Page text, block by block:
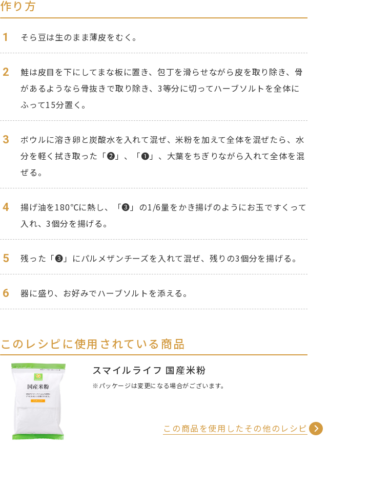
作り方
1 そら豆は生のまま薄皮をむく。
2
鮭は皮目を下にしてまな板に置き、包丁を滑らせながら皮を取り除き、骨
があるようなら骨抜きで取り除き、3等分に切ってハーブソルトを全体に
ふって15分置く。
3
ボウルに溶き卵と炭酸水を入れて混ぜ、米粉を加えて全体を混ぜたら、水
分を軽く拭き取った「❷」、「❶」、大葉をちぎりながら入れて全体を混
ぜる。
4
揚げ油を180℃に熱し、「❸」の1/6量をかき揚げのようにお玉ですくって
入れ、3個分を揚げる。
5 残った「❸」にパルメザンチーズを入れて混ぜ、残りの3個分を揚げる。
6 器に盛り、お好みでハーブソルトを添える。
このレシピに使用されている商品
スマイルライフ 国産米粉
※パッケージは変更になる場合がございます。
この商品を使用したその他のレシピ